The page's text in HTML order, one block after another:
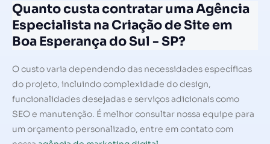
Quanto custa contratar uma Agência
Especialista na Criação de Site em
Boa Esperança do Sul - SP?
O custo varia dependendo das necessidades específicas
do projeto, incluindo complexidade do design,
funcionalidades desejadas e serviços adicionais como
SEO e manutenção. É melhor consultar nossa equipe para
um orçamento personalizado, entre em contato com